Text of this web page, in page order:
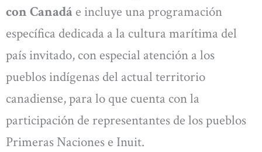
con Canadá e incluye una programación
específica dedicada a la cultura marítima del
país invitado, con especial atención a los
pueblos indígenas del actual territorio
canadiense, para lo que cuenta con la
participación de representantes de los pueblos
Primeras Naciones e Inuit.